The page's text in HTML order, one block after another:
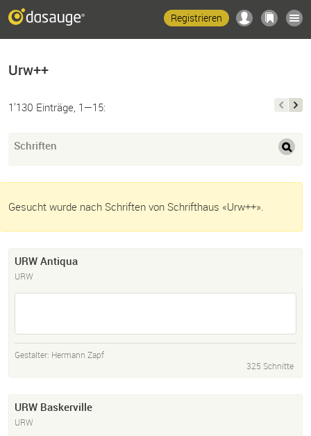
Registrieren
Urw++
1’130 Einträge, 1—15:
Schriften
Gesucht wurde nach Schriften von Schrifthaus «Urw++».
URW Antiqua
URW
Gestalter: Hermann Zapf
325 Schnitte
URW Baskerville
URW